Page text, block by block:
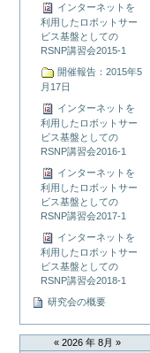
インターネットを
利用したロボットサー
ビス基盤としての
RSNP講習会2015-1
開催報告：2015年5
月17日
インターネットを
利用したロボットサー
ビス基盤としての
RSNP講習会2016-1
インターネットを
利用したロボットサー
ビス基盤としての
RSNP講習会2017-1
インターネットを
利用したロボットサー
ビス基盤としての
RSNP講習会2018-1
研究会の概要
« 2026 年 8月»